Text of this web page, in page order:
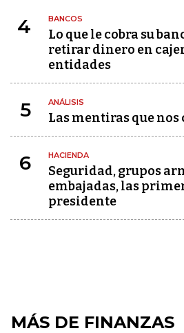
4 BANCOS
Lo que le cobra su
retirar dinero en
entidades
5 ANÁLISIS
Las mentiras que
6 HACIENDA
Seguridad, grupos
embajadas, las
presidente
MÁS DE FINANZAS